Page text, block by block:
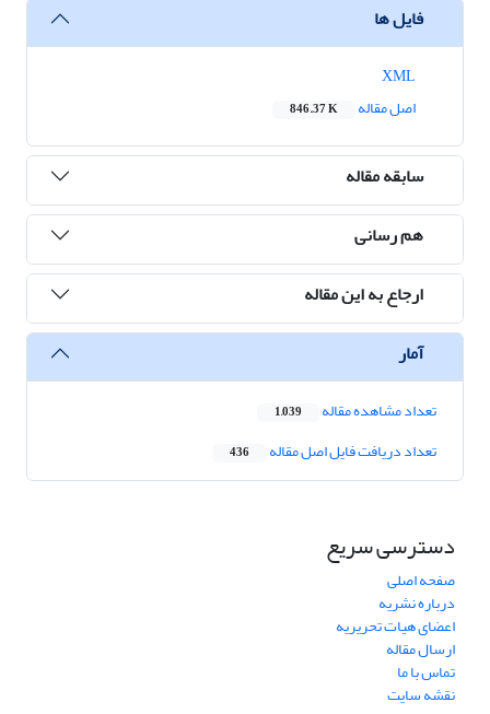
فایل ها
اصل مقاله
846.37 K
سابقه مقاله
هم رسانی
ارجاع به این مقاله
آمار
تعداد مشاهده مقاله 1,039
تعداد دریافت فایل اصل مقاله 436
دسترسی سریع
صفحه اصلی
درباره نشریه
اعضای هیات تحریریه
ارسال مقاله
تماس با ما
نقشه سایت